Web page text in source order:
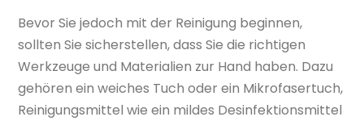
Bevor Sie jedoch mit der Reinigung beginnen,
sollten Sie sicherstellen, dass Sie die richtigen
Werkzeuge und Materialien zur Hand haben. Dazu
gehören ein weiches Tuch oder ein Mikrofasertuch,
Reinigungsmittel wie ein mildes Desinfektionsmittel